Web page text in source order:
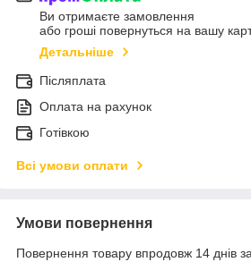
Ви отримаєте замовлення
або гроші повернуться на вашу
Детальніше
Післяплата
Оплата на рахунок
Готівкою
Всі умови оплати
Умови повернення
Повернення товару впродовж 14 днів